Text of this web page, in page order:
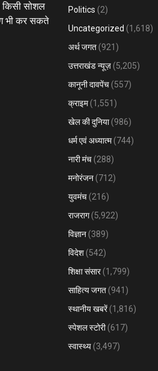
किसी सोशल
भी कर सकते
Politics (2)
Uncategorized (1,618)
अर्थ जगत (921)
उत्तराखंड न्यूज़ (5,205)
कानूनी दावपेंच (557)
क्राइम(1,551)
खेल की दुनिया(986)
धर्म एवं अध्यात्म(744)
नारी मंच (288)
मनोरंजन (712)
युवमंच (216)
राजराग(5,922)
विज्ञान (389)
विदेश (542)
शिक्षा संसार(1,799)
साहित्य जगत (941)
स्थानीय खबरें(1,816)
स्पेशल स्टोरी(617)
स्वास्थ्य (3,497)